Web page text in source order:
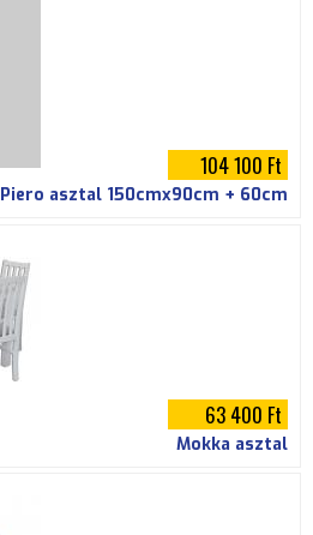
104 100 Ft
Piero asztal 150cmx90cm + 60cm
63 400 Ft
Mokka asztal